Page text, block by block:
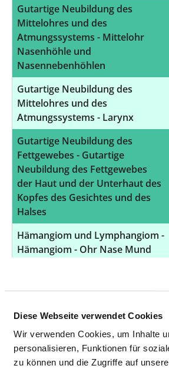
Diese Webseite verwendet Cookies
Wir verwenden Cookies, um Inhalte
personalisieren, Funktionen für
zu können und die Zugriffe auf
Gutartige Neubildung des
Mittelohres und des
Atmungssystems - Mittelohr
Nasenhöhle und
Nasennebenhöhlen
Gutartige Neubildung des
Mittelohres und des
Atmungssystems - Larynx
Gutartige Neubildung des
Fettgewebes - Gutartige
Neubildung des Fettgewebes
der Haut und der Unterhaut des
Kopfes des Gesichtes und des
Halses
Hämangiom und Lymphangiom -
Hämangiom - Ohr Nase Mund
Weichteilgewebe - Bindegewebe
und andere Weichteilgewebe
des Kopfes des Gesichtes und
des Halses